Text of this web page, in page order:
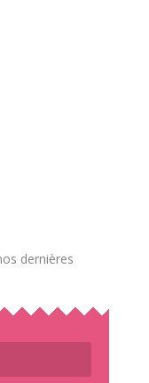
dernières